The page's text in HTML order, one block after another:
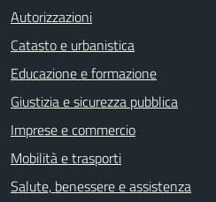
Autorizzazioni
Catasto e urbanistica
Educazione e formazione
Giustizia e sicurezza pubblica
Imprese e commercio
Mobilità e trasporti
Salute, benessere e assistenza